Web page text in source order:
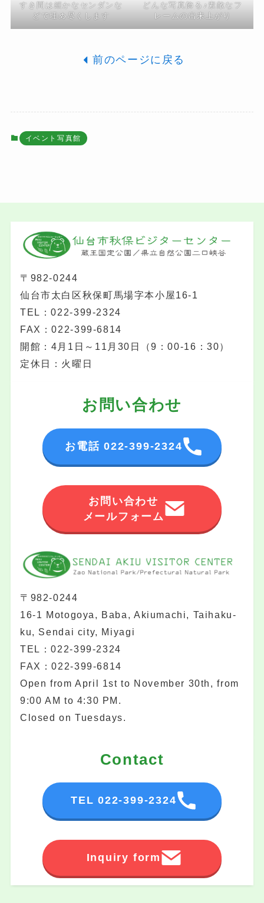
すき間は細かなセンダンな
どで埋め尽くします
どんな写真飾る♪素敵なフ
レームの出来上がり
前のページに戻る
イベント写真館
〒982-0244
仙台市太白区秋保町馬場字本小屋16-1
TEL：022-399-2324
FAX：022-399-6814
開館：4月1日～11月30日（9：00-16：30）
定休日：火曜日
お問い合わせ
お電話 022-399-2324
お問い合わせ
メールフォーム
〒982-0244
16-1 Motogoya, Baba, Akiumachi, Taihaku-
ku, Sendai city, Miyagi
TEL：022-399-2324
FAX：022-399-6814
Open from April 1st to November 30th, from
9:00 AM to 4:30 PM.
Closed on Tuesdays.
Contact
TEL 022-399-2324
Inquiry form